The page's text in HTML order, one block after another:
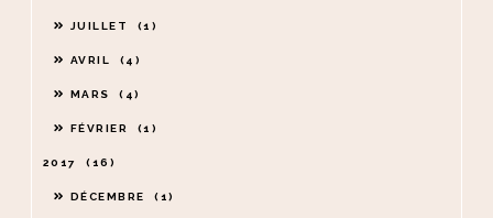
JUILLET 1
AVRIL 4
MARS 4
FÉVRIER 1
2017 16
DÉCEMBRE 1